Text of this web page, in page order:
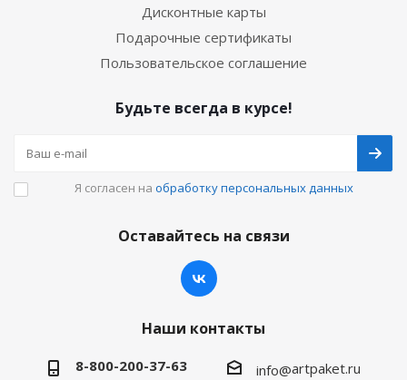
Дисконтные карты
Подарочные сертификаты
Пользовательское соглашение
Будьте всегда в курсе!
Я согласен на обработку персональных данных
Оставайтесь на связи
Наши контакты
8-800-200-37-63 info@artpaket.ru